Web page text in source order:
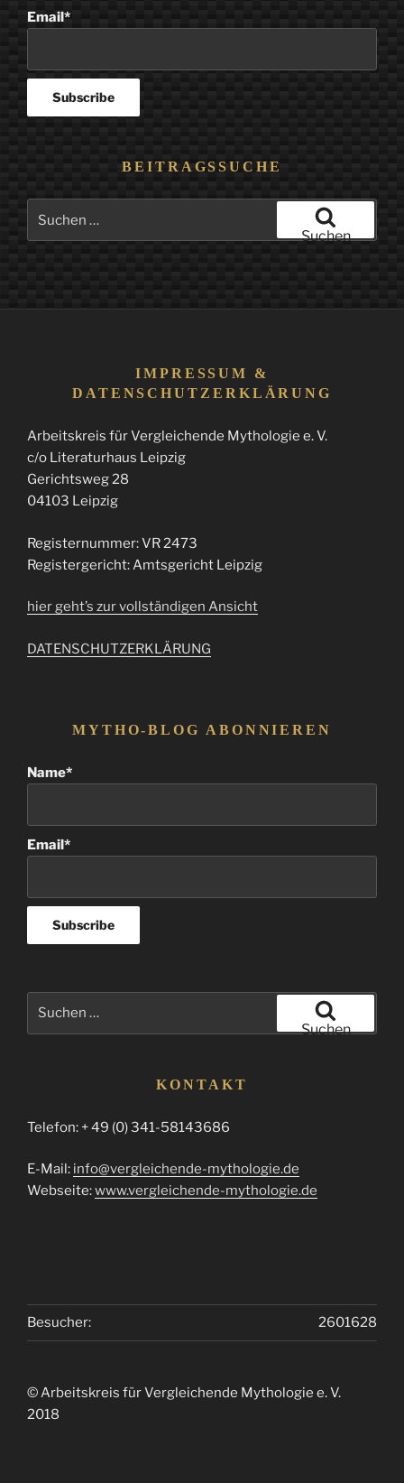
Email*
BEITRAGSSUCHE
nach:
Suchen
IMPRESSUM &
DATENSCHUTZERKLÄRUNG
Arbeitskreis für Vergleichende Mythologie e. V.
c/o Literaturhaus Leipzig
Gerichtsweg 28
04103 Leipzig
Registernummer: VR 2473
Registergericht: Amtsgericht Leipzig
hier geht’s zur vollständigen Ansicht
DATENSCHUTZERKLÄRUNG
MYTHO-BLOG ABONNIEREN
Name*
Email*
Suchen
KONTAKT
Telefon: + 49 (0) 341-58143686
E-Mail: info@vergleichende-mythologie.de
Webseite:www.vergleichende-mythologie.de
2601628
Besucher:
© Arbeitskreis für Vergleichende Mythologie e. V.
2018